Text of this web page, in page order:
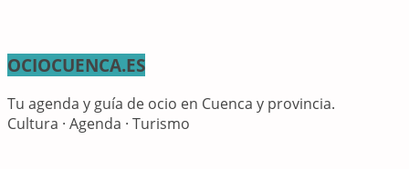
OCIOCUENCA.ES
Tu agenda y guía de ocio en Cuenca y provincia.
Cultura · Agenda · Turismo